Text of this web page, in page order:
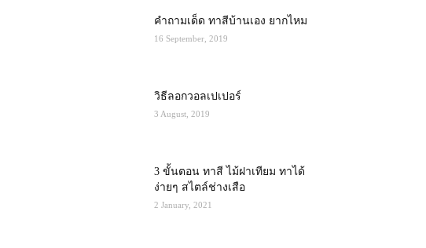
คำถามเด็ด ทาสีบ้านเอง ยากไหม
16 September, 2019
วิธีลอกวอลเปเปอร์
3 August, 2019
3 ขั้นตอน ทาสี ไม้ฝาเทียม ทาได้
ง่ายๆ สไตล์ช่างเสือ
2 January, 2021